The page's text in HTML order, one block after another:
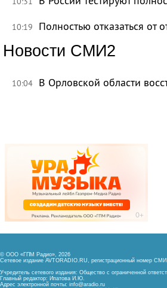
10:19 Полностью отказаться от
Новости СМИ2
10:04 В Орловской области
© ООО «ГПМ Радио», 2026
Сетевое издание AVTORADIO.RU, регистрационный номер СМИ
Учредитель сетевого издания: Общество с ограниченной
Главный редактор: Ипатова И.Ю.
Адрес электронной почты: info@aradio.ru